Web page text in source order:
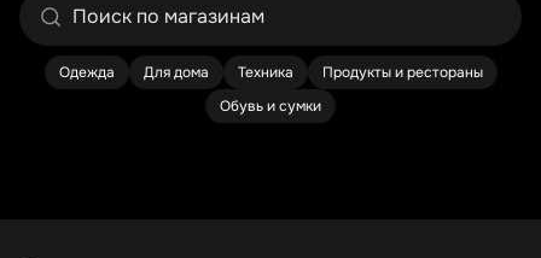
Одежда Для дома Техника
Продукты и рестораны
Обувь и сумки